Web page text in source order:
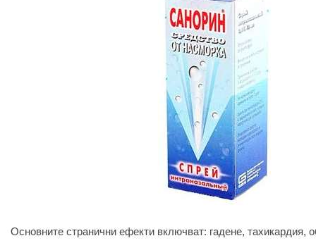
Основните странични ефекти включват: гадене, тахикардия,